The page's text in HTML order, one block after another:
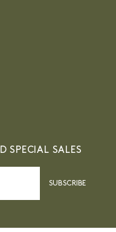
SPECIAL SALES
SUBSCRIBE